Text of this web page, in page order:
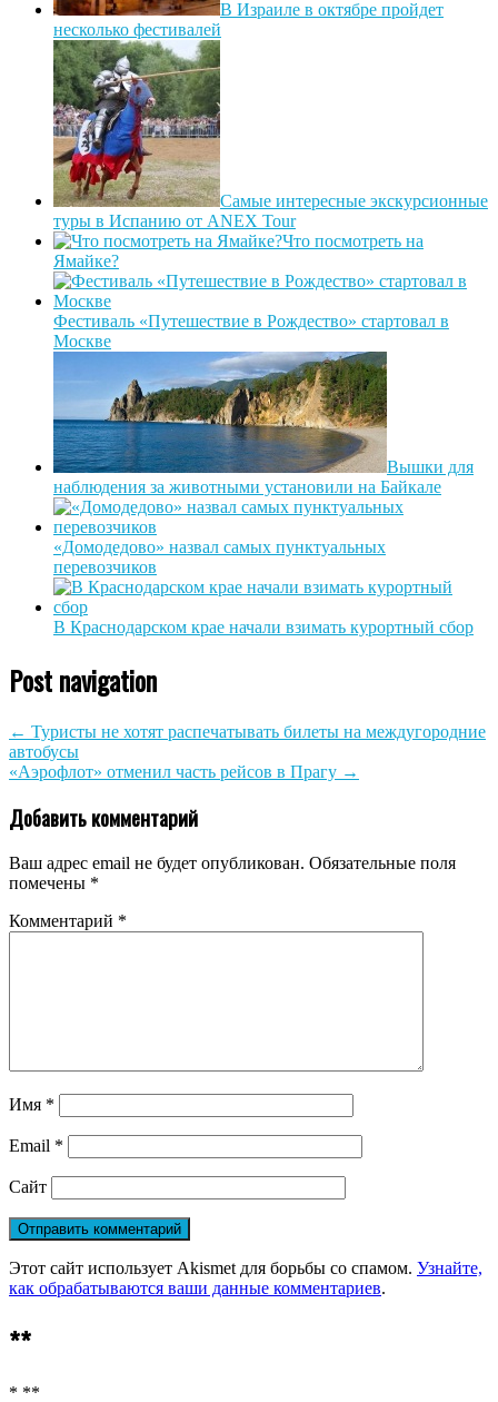
В Израиле в октябре пройдет
несколько фестивалей
Самые интересные экскурсионные
туры в Испанию от ANEX Tour
Что посмотреть на
Ямайке?
Фестиваль «Путешествие в Рождество» стартовал в
Москве
Вышки для
наблюдения за животными установили на Байкале
«Домодедово» назвал самых пунктуальных
перевозчиков
В Краснодарском крае начали взимать курортный сбор
Post navigation
← Туристы не хотят распечатывать билеты на междугородние
автобусы
«Аэрофлот» отменил часть рейсов в Прагу →
Добавить комментарий
Ваш адрес email не будет опубликован. Обязательные поля
помечены *
Комментарий *
Имя *
Email *
Сайт
Этот сайт использует Akismet для борьбы со спамом. Узнайте,
как обрабатываются ваши данные комментариев.
**
* **